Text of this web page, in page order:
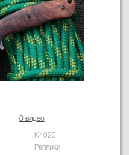
0 видео
K4020
Реплики